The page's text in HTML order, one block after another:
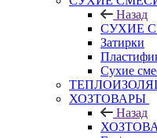
Назад
СУХИЕ
Затирки
Сухие
ХОЗТОВАРЫ
Назад